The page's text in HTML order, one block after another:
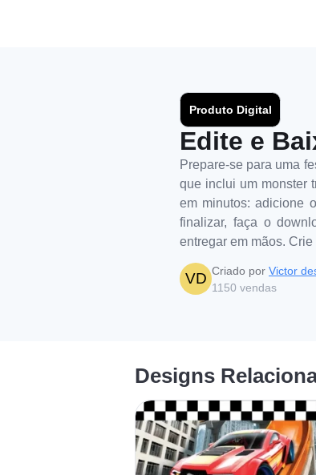
Produto Digital
Edite e
Prepare-se para uma
que inclui um monster
em minutos: adicione
finalizar, faça o
entregar em mãos.
VD Criado por Victor
1150 vendas
Designs